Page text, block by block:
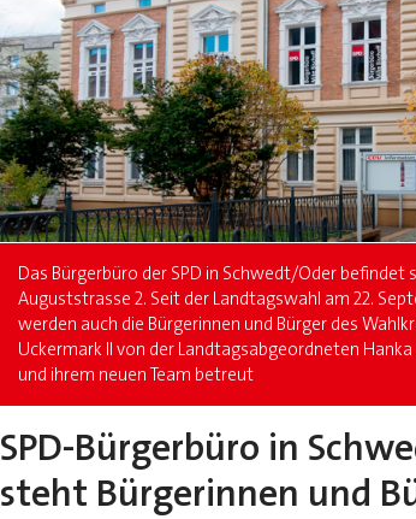
Das Bürgerbüro der SPD in Schwedt/Oder befindet
Auguststrasse 2. Seit der Landtagswahl am 22.
werden auch die Bürgerinnen und Bürger des
Uckermark II von der Landtagsabgeordneten
und ihrem neuen Team betreut
SPD-Bürgerbüro in
steht Bürgerinnen und